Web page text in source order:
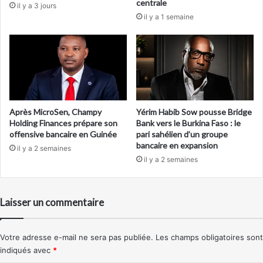
il y a 3 jours centrale
il y a 1 semaine
Après MicroSen, Champy
Holding Finances prépare son
offensive bancaire en Guinée
il y a 2 semaines
Yérim Habib Sow pousse Bridge
Bank vers le Burkina Faso : le
pari sahélien d’un groupe
bancaire en expansion
il y a 2 semaines
Laisser un commentaire
Votre adresse e-mail ne sera pas publiée. Les champs obligatoires sont
indiqués avec *